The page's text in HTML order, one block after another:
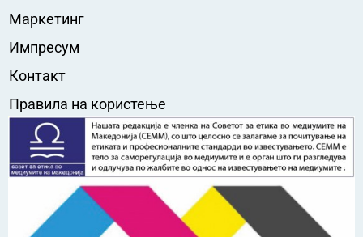
Маркетинг
Импресум
Контакт
Правила на користење